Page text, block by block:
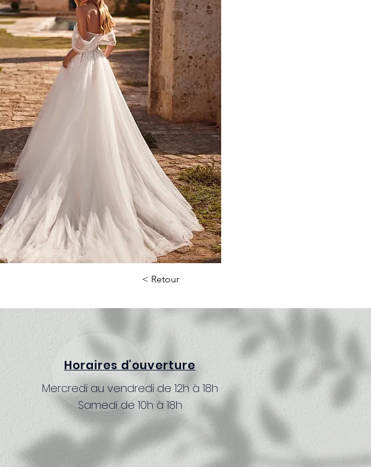
< Retour
Horaires d'ouverture
Mercredi au vendredi de 12h à 18h
Samedi de 10h à 18h